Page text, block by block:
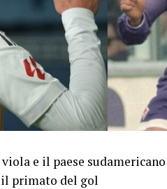
viola e il paese
il primato del gol